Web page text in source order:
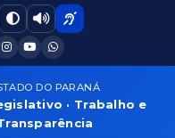
DO PARANÁ
· Trabalho e